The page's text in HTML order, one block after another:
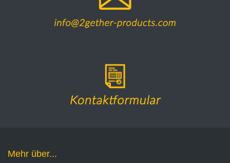
Mehr über...